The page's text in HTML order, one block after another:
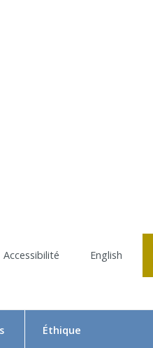
Accessibilité English
Éthique